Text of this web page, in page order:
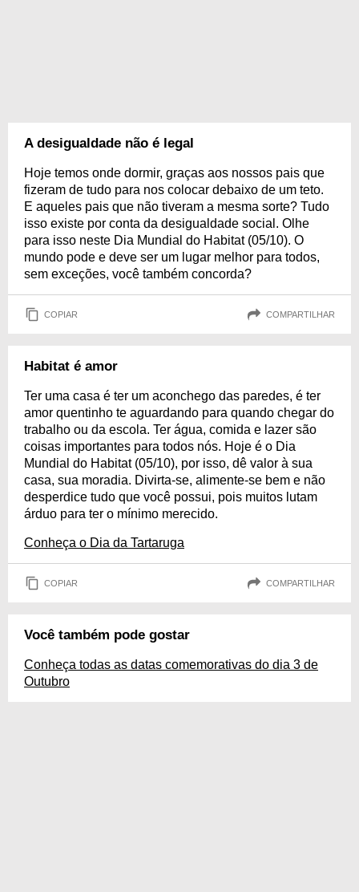
A desigualdade não é legal
Hoje temos onde dormir, graças aos nossos pais que
fizeram de tudo para nos colocar debaixo de um teto.
E aqueles pais que não tiveram a mesma sorte? Tudo
isso existe por conta da desigualdade social. Olhe
para isso neste Dia Mundial do Habitat (05/10). O
mundo pode e deve ser um lugar melhor para todos,
sem exceções, você também concorda?
COPIAR COMPARTILHAR
Habitat é amor
Ter uma casa é ter um aconchego das paredes, é ter
amor quentinho te aguardando para quando chegar do
trabalho ou da escola. Ter água, comida e lazer são
coisas importantes para todos nós. Hoje é o Dia
Mundial do Habitat (05/10), por isso, dê valor à sua
casa, sua moradia. Divirta-se, alimente-se bem e não
desperdice tudo que você possui, pois muitos lutam
árduo para ter o mínimo merecido.
Conheça o Dia da Tartaruga
COPIAR COMPARTILHAR
Você também pode gostar
Conheça todas as datas comemorativas do dia 3 de
Outubro